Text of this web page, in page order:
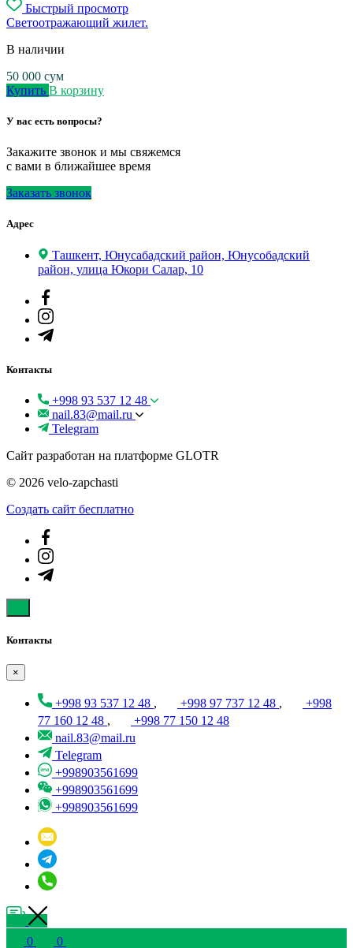
Быстрый просмотр
Светоотражающий жилет.
В наличии
50 000 сум
Купить В корзину
У вас есть вопросы?
Закажите звонок и мы свяжемся
с вами в ближайшее время
Заказать звонок
Адрес
Ташкент, Юнусабадский район, Юнусобадский
район, улица Юкори Салар, 10
Контакты
+998 93 537 12 48
nail.83@mail.ru
Telegram
Сайт разработан на платформе GLOTR
© 2026 velo-zapchasti
Создать cайт бесплатно
Контакты
×
+998 93 537 12 48 , +998 97 737 12 48 ,
+998
77 160 12 48 ,
+998 77 150 12 48
nail.83@mail.ru
Telegram
+998903561699
+998903561699
+998903561699
0 0